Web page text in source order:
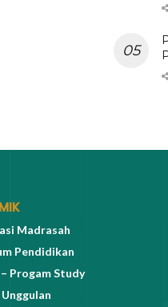
Madrasah
Pendidikan
Progam Study